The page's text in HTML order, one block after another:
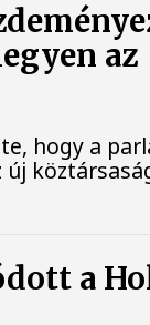
az
hogy a
új
a